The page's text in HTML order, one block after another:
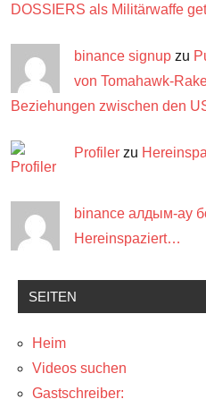
DOSSIERS als Militärwaffe
binance signup zu
von Tomahawk-
Beziehungen zwischen den
Profiler zu
binance алдым-ау
Hereinspaziert…
SEITEN
Heim
Videos suchen
Gastschreiber: